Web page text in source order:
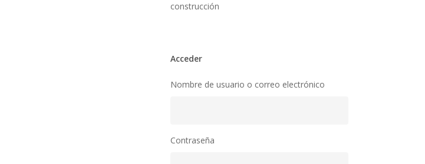
construcción
Acceder
Nombre de usuario o correo electrónico
Contraseña